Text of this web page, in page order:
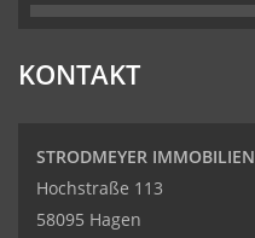
KONTAKT
STRODMEYER IMMOBILIEN
Hochstraße 113
58095 Hagen